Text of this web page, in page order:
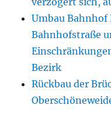
Umbau
Bahnhofstraße
Bezirk
Rückbau der